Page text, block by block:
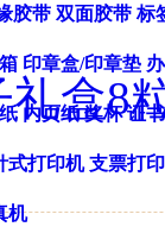
胶带 双面胶带 标
印章盒/印章垫
内页纸 奖杯 证书
式打印机 支票打
机
礼盒8